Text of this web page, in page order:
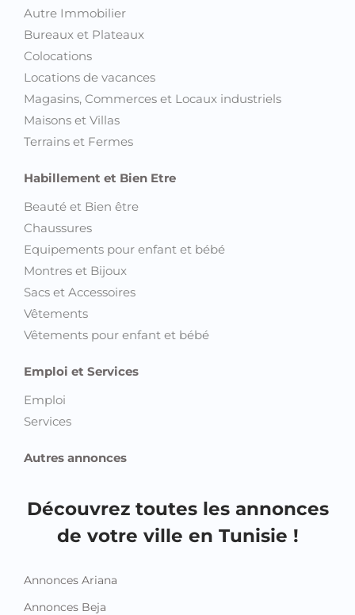
Autre Immobilier
Bureaux et Plateaux
Colocations
Locations de vacances
Magasins, Commerces et Locaux industriels
Maisons et Villas
Terrains et Fermes
Habillement et Bien Etre
Beauté et Bien être
Chaussures
Equipements pour enfant et bébé
Montres et Bijoux
Sacs et Accessoires
Vêtements
Vêtements pour enfant et bébé
Emploi et Services
Emploi
Services
Autres annonces
Découvrez toutes les annonces
de votre ville en Tunisie !
Annonces Ariana
Annonces Beja